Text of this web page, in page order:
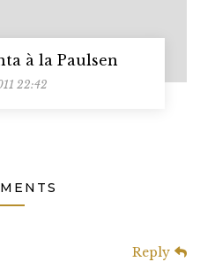
à la Paulsen
22:42
Reply